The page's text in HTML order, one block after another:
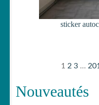
sticker
1 2 3 … 201
Nouveautés